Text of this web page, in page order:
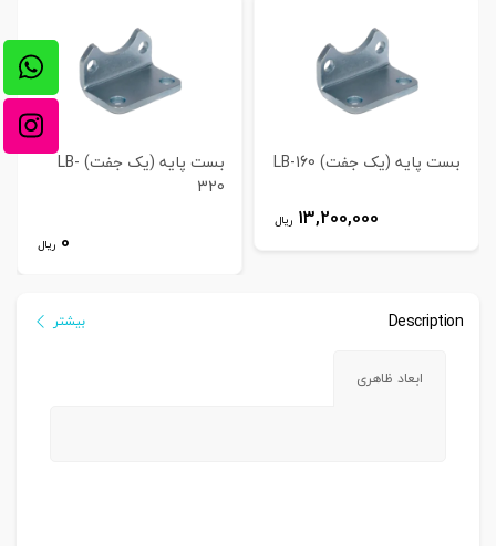
بست پایه (یک جفت) LB-160
13,200,000 ریال
بست پایه (یک جفت) LB-
320
0 ریال
Description بیشتر
ابعاد ظاهری